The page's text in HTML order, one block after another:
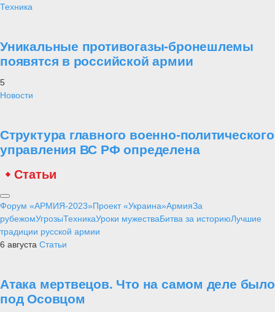
Техника
Уникальные противогазы-бронешлемы
появятся в российской армии
5
Новости
Структура главного военно-политического
управления ВС РФ определена
Статьи
Форум «АРМИЯ-2023»Проект «Украина»АрмияЗа
рубежомУгрозыТехникаУроки мужестваБитва за историюЛучшие
традиции русской армии
6 августа Статьи
Атака мертвецов. Что на самом деле было
под Осовцом